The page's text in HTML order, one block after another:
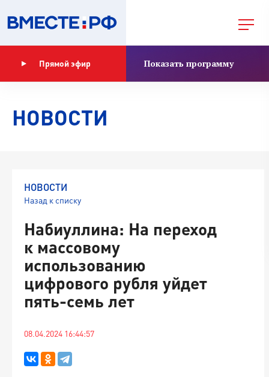
Прямой эфир Показать программу
НОВОСТИ
НОВОСТИ
Назад к списку
Набиуллина: На переход
к массовому
использованию
цифрового рубля уйдет
пять-семь лет
08.04.2024 16:44:57